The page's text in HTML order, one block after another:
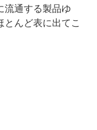
流通する製品ゆ
とんど表に出てこ